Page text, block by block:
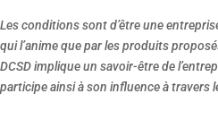
Les conditions sont d’être une
qui l’anime que par les produits
DCSD implique un savoir-être de
participe ainsi à son influence à travers